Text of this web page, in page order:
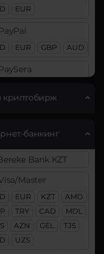
(LINK)
(ATOM)
DAI
Decentraland (MANA)
(DOGE)
Polkadot (DOT)
(ETH)
ERC20
EUR
PayPal
EUR GBP AUD
PaySera
EUR
(AdvCash)
EUR
криптобирж
банкинг
Bank KZT
Master
EUR KZT
AMD
TRY CAD
MDL
AZN GEL
TJS
UZS